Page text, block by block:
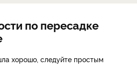
по пересадке
хорошо, следуйте простым